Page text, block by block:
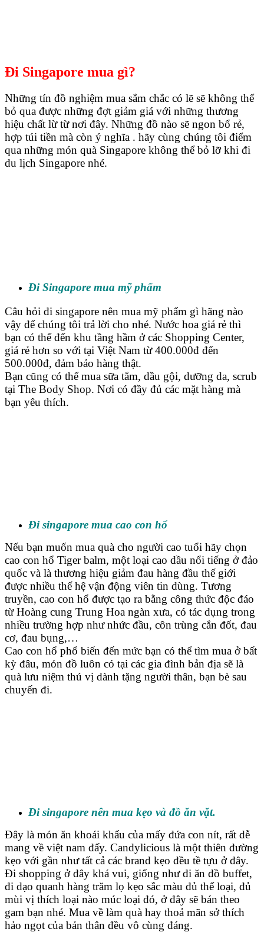
Đi Singapore mua gì?
Những tín đồ nghiệm mua sắm chắc có lẽ sẽ không thể
bỏ qua được những đợt giảm giá với những thương
hiệu chất lừ từ nơi đây. Những đồ nào sẽ ngon bổ rẻ,
hợp túi tiền mà còn ý nghĩa . hãy cùng chúng tôi điểm
qua những món quà Singapore không thể bỏ lỡ khi đi
du lịch Singapore nhé.
Đi Singapore mua mỹ phẩm
Câu hỏi đi singapore nên mua mỹ phẩm gì hãng nào
vậy để chúng tôi trả lời cho nhé. Nước hoa giá rẻ thì
bạn có thể đến khu tầng hầm ở các Shopping Center,
giá rẻ hơn so với tại Việt Nam từ 400.000đ đến
500.000đ, đảm bảo hàng thật.
Bạn cũng có thể mua sữa tắm, dầu gội, dưỡng da, scrub
tại The Body Shop. Nơi có đầy đủ các mặt hàng mà
bạn yêu thích.
Đi singapore mua cao con hổ
Nếu bạn muốn mua quà cho người cao tuổi hãy chọn
cao con hổ Tiger balm, một loại cao dầu nổi tiếng ở đảo
quốc và là thương hiệu giảm đau hàng đầu thế giới
được nhiều thế hệ vận động viên tin dùng. Tương
truyền, cao con hổ được tạo ra bằng công thức độc đáo
từ Hoàng cung Trung Hoa ngàn xưa, có tác dụng trong
nhiều trường hợp như nhức đầu, côn trùng cắn đốt, đau
cơ, đau bụng,…
Cao con hổ phổ biến đến mức bạn có thể tìm mua ở bất
kỳ đâu, món đồ luôn có tại các gia đình bản địa sẽ là
quà lưu niệm thú vị dành tặng người thân, bạn bè sau
chuyến đi.
Đi singapore nên mua kẹo và đồ ăn vặt.
Đây là món ăn khoái khẩu của mấy đứa con nít, rất dễ
mang về việt nam đấy. Candylicious là một thiên đường
kẹo với gần như tất cả các brand kẹo đều tề tựu ở đây.
Đi shopping ở đây khá vui, giống như đi ăn đồ buffet,
đi dạo quanh hàng trăm lọ kẹo sắc màu đủ thể loại, đủ
mùi vị thích loại nào múc loại đó, ở đây sẽ bán theo
gam bạn nhé. Mua về làm quà hay thoả mãn sở thích
hảo ngọt của bản thân đều vô cùng đáng.